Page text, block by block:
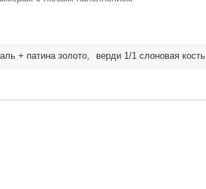
+ патина золото верди 1/1 слоновая кость